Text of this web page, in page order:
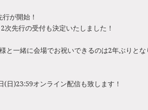
が開始！
次先行の受付も決定いたしました！
と一緒に会場でお祝いできるのは2年ぶりと
日)23:59オンライン配信も致します！